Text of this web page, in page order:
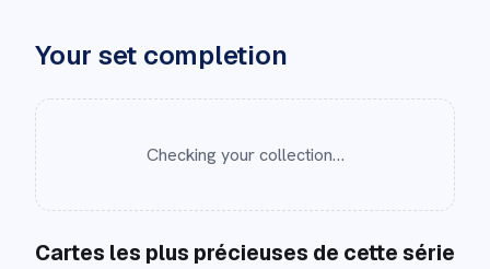
Your set completion
Checking your collection…
Cartes les plus précieuses de cette série